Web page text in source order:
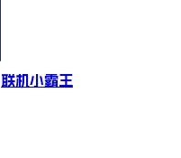
联机小霸王